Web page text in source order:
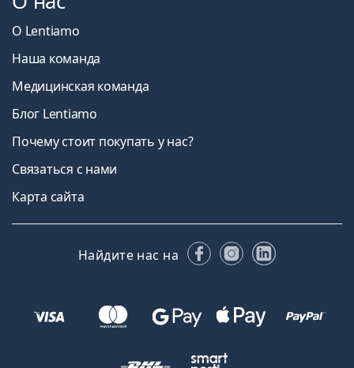
О Lentiamo
Наша команда
Медицинская команда
Блог Lentiamo
Почему стоит покупать у нас?
Связаться с нами
Карта сайта
Найдите нас на FacebookInstagram
LinkedIn